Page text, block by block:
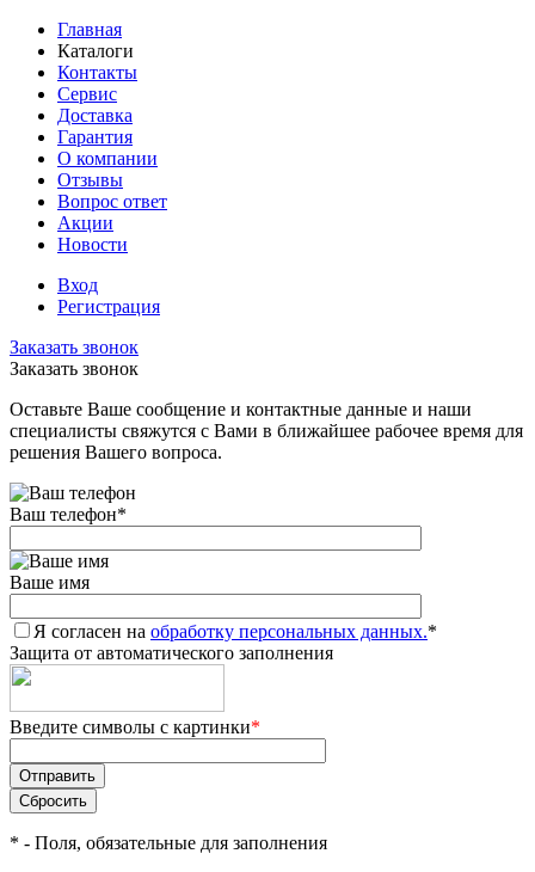
Главная
Каталоги
Контакты
Сервис
Доставка
Гарантия
О компании
Отзывы
Вопрос ответ
Акции
Новости
Вход
Регистрация
Заказать звонок
Заказать звонок
Оставьте Ваше сообщение и контактные данные и наши
специалисты свяжутся с Вами в ближайшее рабочее время для
решения Вашего вопроса.
Ваш телефон*
Ваше имя
Я согласен на обработку персональных данных.*
Защита от автоматического заполнения
Введите символы с картинки*
* - Поля, обязательные для заполнения